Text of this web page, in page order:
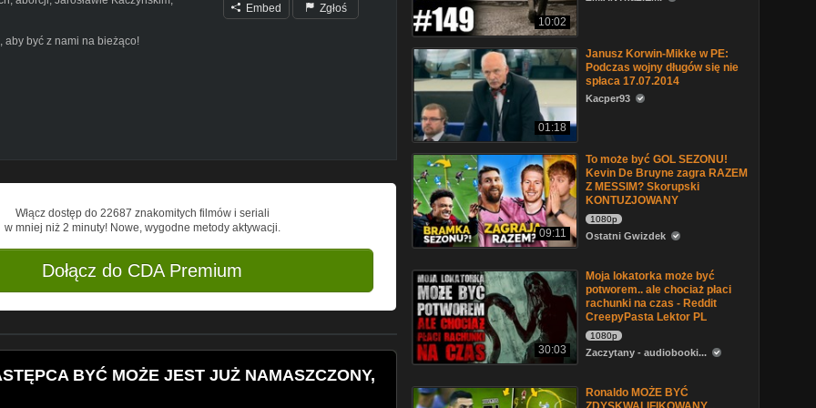
aby być z nami na bieżąco!
id1512735535?uo4
Embed Zgłoś
Włącz dostęp do 22687 znakomitych filmów i seriali
w mniej niż 2 minuty! Nowe, wygodne metody aktywacji.
Dołącz do CDA Premium
BYĆ MOŻE JEST JUŻ NAMASZCZONY,
10:02
01:18
Janusz Korwin-Mikke w PE:
Podczas wojny długów się nie
spłaca 17.07.2014
Kacper93
09:11
To może być GOL SEZONU!
Kevin De Bruyne zagra RAZEM
Z MESSIM? Skorupski
KONTUZJOWANY
1080p
Ostatni Gwizdek
30:03
Moja lokatorka może być
potworem.. ale chociaż płaci
rachunki na czas - Reddit
CreepyPasta Lektor PL
1080p
Zaczytany - audiobooki...
Ronaldo MOŻE BYĆ